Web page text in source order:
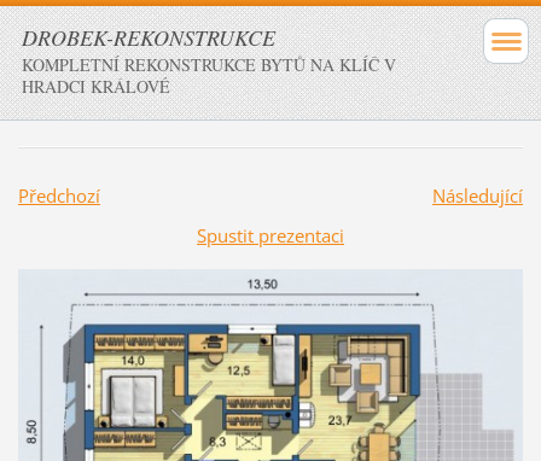
DROBEK-REKONSTRUKCE
KOMPLETNÍ REKONSTRUKCE BYTŮ NA KLÍČ V
HRADCI KRÁLOVÉ
Předchozí
Následující
Spustit prezentaci